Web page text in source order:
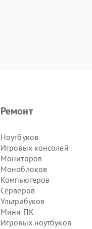
Ремонт
Ноутбуков
Игровых консолей
Мониторов
Моноблоков
Компьютеров
Серверов
Ультрабуков
Мини ПК
Игровых ноутбуков